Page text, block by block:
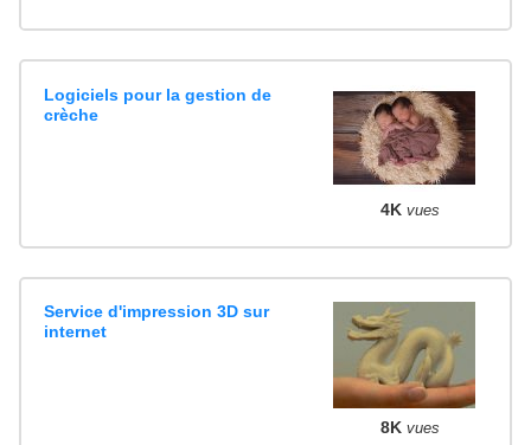
Logiciels pour la gestion de
crèche
4K vues
Service d'impression 3D sur
internet
8K vues